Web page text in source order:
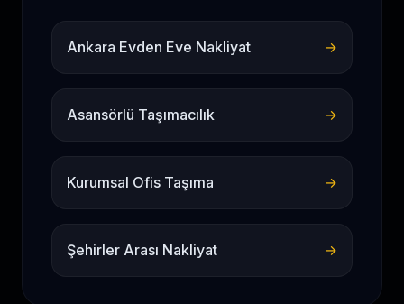
Ankara Evden Eve Nakliyat →
Asansörlü Taşımacılık →
Kurumsal Ofis Taşıma →
Şehirler Arası Nakliyat →